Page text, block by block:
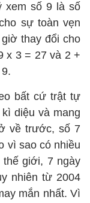
xem số 9 là số
sự toàn vẹn
thay đổi cho
x 3 = 27 và 2 +
bất cứ trật tự
diệu và mang
về trước, số 7
vì sao có nhiều
giới, 7 ngày
nhiên từ 2004
mắn nhất. Vì